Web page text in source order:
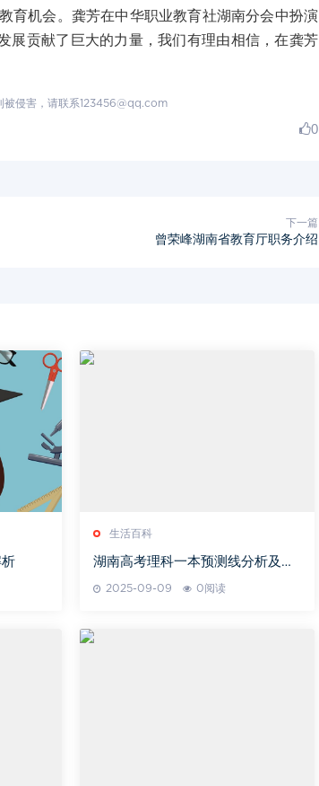
育机会。龚芳在中华职业教育社湖南分会中扮演
展贡献了巨大的力量，我们有理由相信，在龚芳
被侵害，请联系123456@qq.com
0
下一篇
曾荣峰湖南省教育厅职务介绍
生活百科
湖南高考理科一本预测线分析及走
2025-09-09 0阅读